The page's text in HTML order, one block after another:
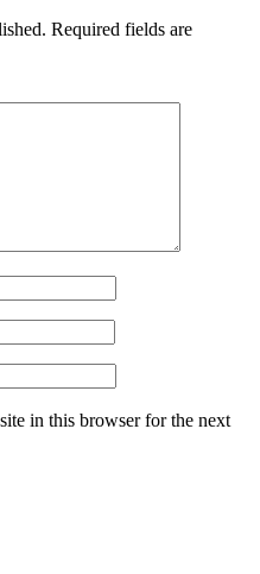
Required fields are
in this browser for the next